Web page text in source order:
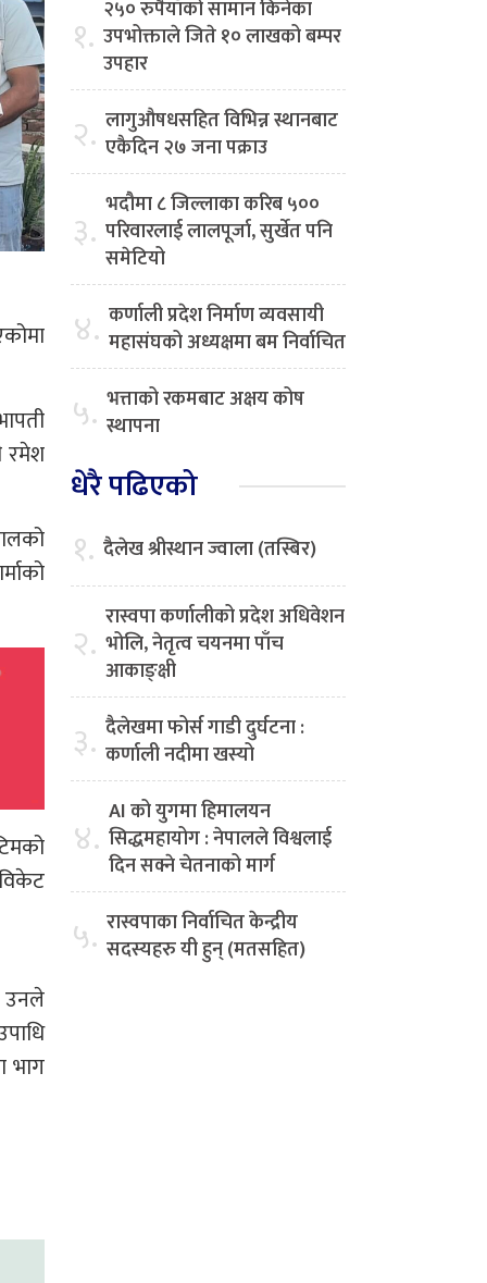
रमेश
उनले
भाग
१. २५० रुपैयाँको सामान किनेका
उपभोक्ताले जिते १० लाखको बम्पर
उपहार
२. लागुऔषधसहित विभिन्न स्थानबाट
एकैदिन २७ जना पक्राउ
३. भदौमा ८ जिल्लाका करिब ५००
परिवारलाई लालपूर्जा, सुर्खेत पनि
समेटियो
४. कर्णाली प्रदेश निर्माण व्यवसायी
महासंघको अध्यक्षमा बम निर्वाचित
५. भत्ताको रकमबाट अक्षय कोष
स्थापना
धेरै पढिएको
१. दैलेख श्रीस्थान ज्वाला (तस्बिर)
२. रास्वपा कर्णालीको प्रदेश अधिवेशन
भोलि, नेतृत्व चयनमा पाँच
आकाङ्क्षी
३. दैलेखमा फोर्स गाडी दुर्घटना :
कर्णाली नदीमा खस्यो
४. AI को युगमा हिमालयन
सिद्धमहायोग : नेपालले विश्वलाई
दिन सक्ने चेतनाको मार्ग
५. रास्वपाका निर्वाचित केन्द्रीय
सदस्यहरु यी हुन् (मतसहित)